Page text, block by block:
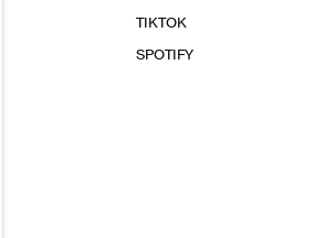
TIKTOK
SPOTIFY